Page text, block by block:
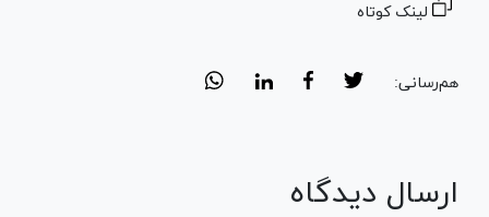
لینک کوتاه
هم‌رسانی:
ارسال دیدگاه